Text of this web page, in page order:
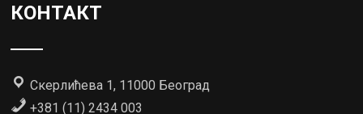
КОНТАКТ
Скерлићева 1, 11000 Београд
+381 (11) 2434 003